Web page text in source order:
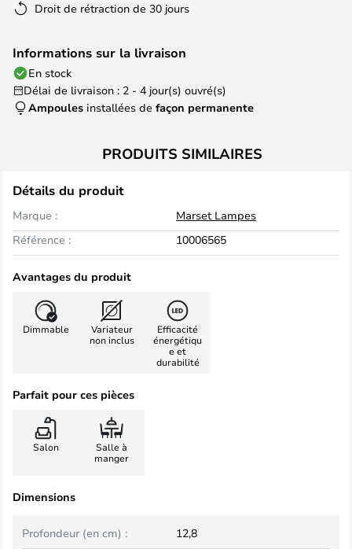
Droit de rétraction de 30 jours
Informations sur la livraison
En stock
Délai de livraison : 2 - 4 jour(s) ouvré(s)
Ampoules installées de façon permanente
PRODUITS SIMILAIRES
Détails du produit
Marque :
Marset Lampes
Référence :
10006565
Avantages du produit
Dimmable
Variateur
non inclus
Efficacité
énergétiqu
e et
durabilité
Parfait pour ces pièces
Salon
Salle à
manger
Dimensions
Profondeur (en cm) :
12,8